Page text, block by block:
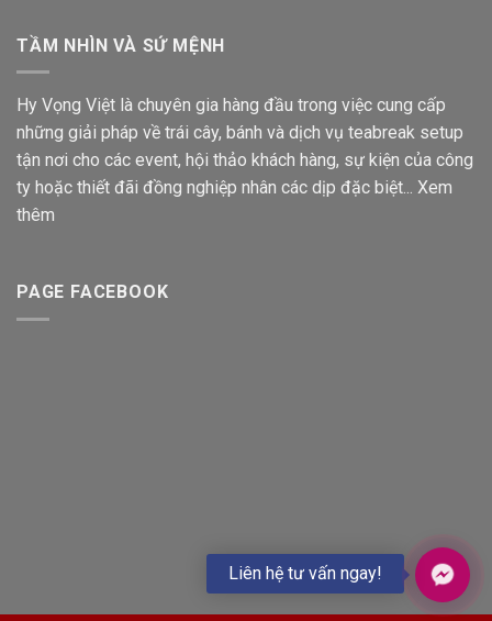
TẦM NHÌN VÀ SỨ MỆNH
Hy Vọng Việt là chuyên gia hàng đầu trong việc cung cấp
những giải pháp về trái cây, bánh và dịch vụ teabreak setup
tận nơi cho các event, hội thảo khách hàng, sự kiện của công
ty hoặc thiết đãi đồng nghiệp nhân các dịp đặc biệt... Xem
thêm
PAGE FACEBOOK
Liên hệ tư vấn ngay!